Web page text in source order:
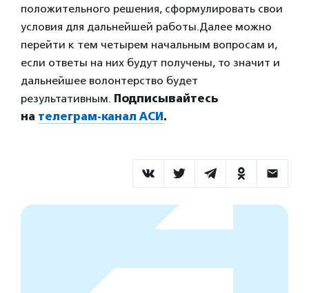
положительного решения, сформулировать свои
условия для дальнейшей работы.Далее можно
перейти к тем четырем начальным вопросам и,
если ответы на них будут получены, то значит и
дальнейшее волонтерство будет
результативным. Подписывайтесь
на телеграм-канал АСИ .